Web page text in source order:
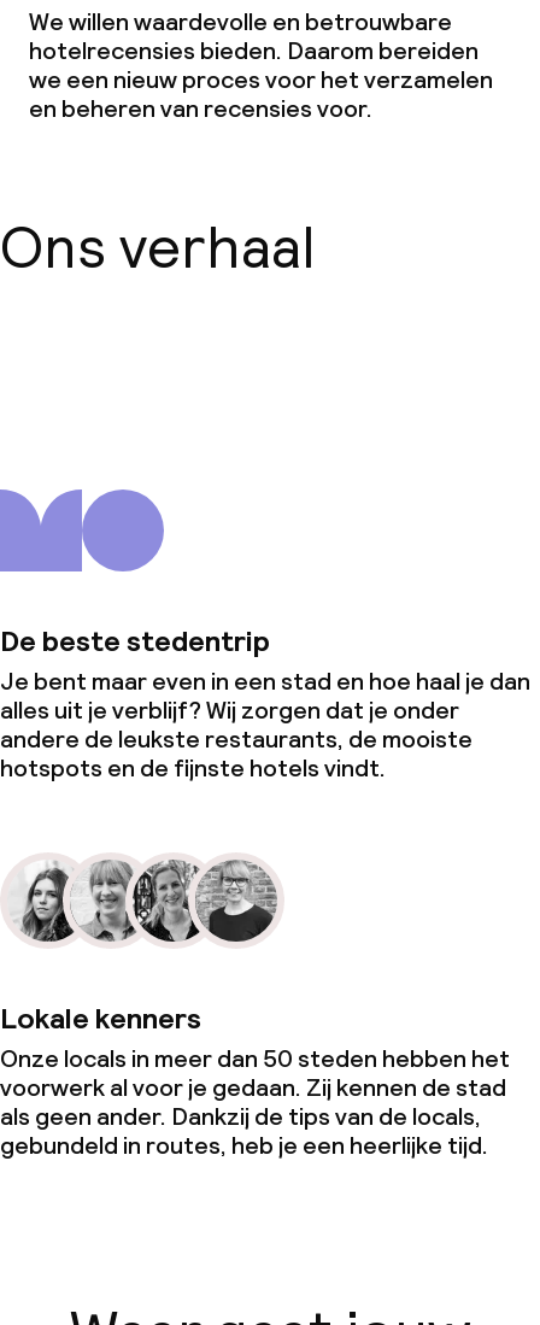
Schoonmaakvoorzieningen
Wasservice
Conferentieruimte
Kleine huisdieren toegestaan (minder
dan de 5 kg)
We willen waardevolle en betrouwbare
hotelrecensies bieden. Daarom bereiden
we een nieuw proces voor het verzamelen
en beheren van recensies voor.
Ons verhaal
De beste stedentrip
Je bent maar even in een stad en hoe haal je dan
alles uit je verblijf? Wij zorgen dat je onder
andere de leukste restaurants, de mooiste
hotspots en de fijnste hotels vindt.
Lokale kenners
Onze locals in meer dan 50 steden hebben het
voorwerk al voor je gedaan. Zij kennen de stad
als geen ander. Dankzij de tips van de locals,
gebundeld in routes, heb je een heerlijke tijd.